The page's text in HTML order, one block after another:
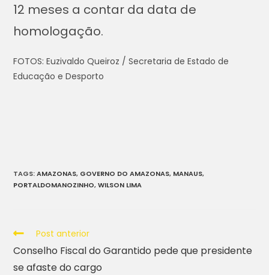
12 meses a contar da data de
homologação.
FOTOS: Euzivaldo Queiroz / Secretaria de Estado de
Educação e Desporto
TAGS:AMAZONAS, GOVERNO DO AMAZONAS, MANAUS,
PORTALDOMANOZINHO, WILSON LIMA
Post anterior
Conselho Fiscal do Garantido pede que presidente
se afaste do cargo